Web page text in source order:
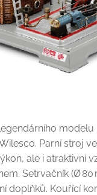
modelu
Parní stroj
ale i atraktivní
Setrvačník (Ø 80
doplňků. Kouřící